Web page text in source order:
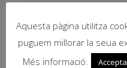
electricitat i vam
bombeta: “Jo em
mateix” Laia
Aquesta pàgina utilitza
puguem millorar la seua
Més informació.